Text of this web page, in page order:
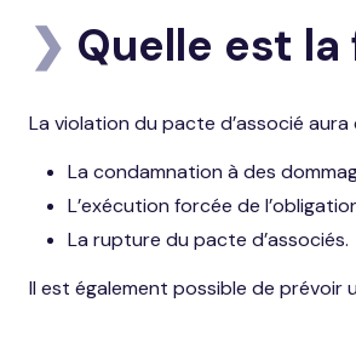
❯ Quelle est
La violation du pacte d’associé
La condamnation à des
L’exécution forcée de
La rupture du pacte d’associés.
Il est également possible de prévoir